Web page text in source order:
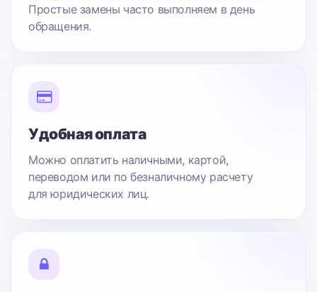
Простые замены часто выполняем в день
обращения.
Удобная оплата
Можно оплатить наличными, картой,
переводом или по безналичному расчету
для юридических лиц.